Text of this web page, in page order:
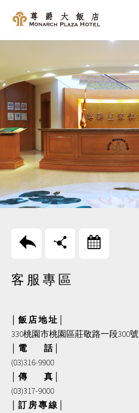
回上頁 分享
客 服 專 區
│ 飯 店 地 址 │
330桃園市桃園區莊敬路一段300號
│ 電 話 │
(03)316-9900
│ 傳 真 │
(03)317-9000
│ 訂 房 專 線 │